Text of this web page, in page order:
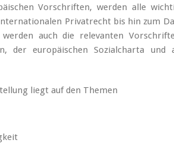
Vorschriften, werden alle
Privatrecht bis hin zum
auch die relevanten
der europäischen Sozialcharta und
liegt auf den Themen